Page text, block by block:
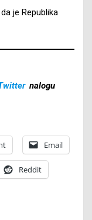
je Republika
nalogu
Email
Reddit